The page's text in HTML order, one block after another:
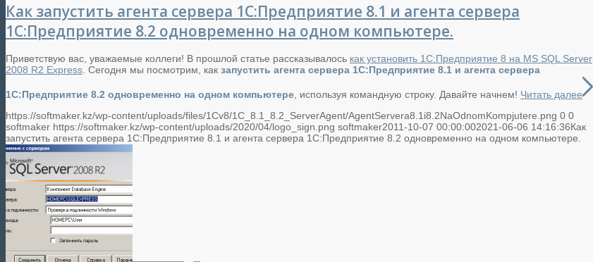
Как запустить агента сервера 1С:Предприятие 8.1 и агента сервера
1С:Предприятие 8.2 одновременно на одном компьютере.
Приветствую вас, уважаемые коллеги! В прошлой статье рассказывалось как установить 1С:Предприятие 8 на MS SQL Server
2008 R2 Express . Сегодня мы посмотрим, как запустить агента сервера 1С:Предприятие 8.1 и агента сервера
1С:Предприятие 8.2 одновременно на одном компьютере , используя командную строку. Давайте начнем! Читать далее
https://softmaker.kz/wp-content/uploads/files/1Cv8/1C_8.1_8.2_ServerAgent/AgentServera8.1i8.2NaOdnomKompjutere.png 0 0
softmaker https://softmaker.kz/wp-content/uploads/2020/04/logo_sign.png softmaker2011-10-07 00:00:002021-06-06 14:16:36Как
запустить агента сервера 1С:Предприятие 8.1 и агента сервера 1С:Предприятие 8.2 одновременно на одном компьютере.